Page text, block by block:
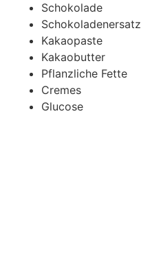
Schokolade
Schokoladenersatz
Kakaopaste
Kakaobutter
Pflanzliche Fette
Cremes
Glucose